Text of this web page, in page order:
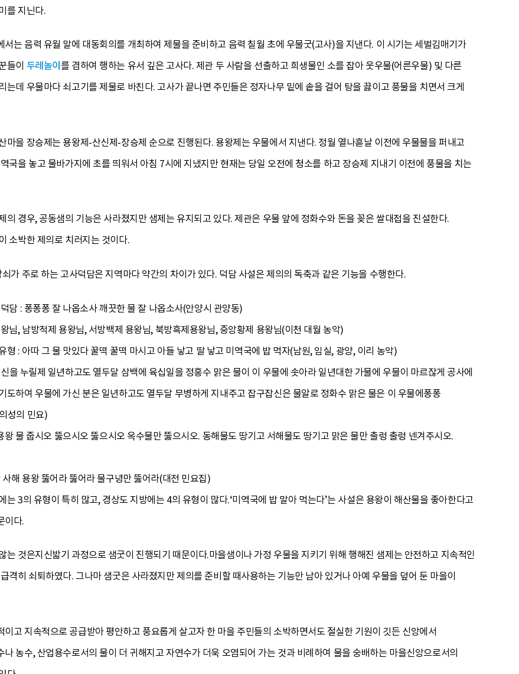
를 지닌다.
는 음력 유월 말에 대동회의를 개최하여 제물을 준비하고 음력 칠월 초에 우물굿(고사)을 지낸다. 이 시기는 세벌김매기가
들이 두레놀이 를 겸하여 행하는 유서 깊은 고사다. 제관 두 사람을 선출하고 희생물인 소를 잡아 웃우물(어른우물) 및 다른
는데 우물마다 쇠고기를 제물로 바친다. 고사가 끝나면 주민들은 정자나무 밑에 솥을 걸어 탕을 끓이고 풍물을 치면서 크게
마을 장승제는 용왕제-산신제-장승제 순으로 진행된다. 용왕제는 우물에서 지낸다. 정월 열나흗날 이전에 우물물을 퍼내고
국을 놓고 물바가지에 초를 띄워서 아침 7시에 지냈지만 현재는 당일 오전에 청소를 하고 장승제 지내기 이전에 풍물을 치는
의 경우, 공동샘의 기능은 사라졌지만 샘제는 유지되고 있다. 제관은 우물 앞에 정화수와 돈을 꽂은 쌀대접을 진설한다.
소박한 제의로 치러지는 것이다.
가 주로 하는 고사덕담은 지역마다 약간의 차이가 있다. 덕담 사설은 제의의 독축과 같은 기능을 수행한다.
담 : 퐁퐁퐁 잘 나옵소사 깨끗한 물 잘 나옵소사(안양시 관양동)
님, 남방적제 용왕님, 서방백제 용왕님, 북방흑제용왕님, 중앙황제 용왕님(이천 대월 농악)
형 : 아따 그 물 맛있다 꿀떡 꿀떡 마시고 아들 낳고 딸 낳고 미역국에 밥 먹자(남원, 임실, 광양, 이리 농악)
을 누릴제 일년하고도 열두달 삼백에 육십일을 정홍수 맑은 물이 이 우물에 솟아라 일년대한 가물에 우물이 마르잖게 공사에
도하여 우물에 가신 분은 일년하고도 열두달 무병하게 지내주고 잡구잡신은 물알로 정화수 맑은 물은 이 우물에퐁퐁
성의 민요)
물 줍시오 뚫으시오 뚫으시오 옥수물만 뚫으시오. 동해물도 땅기고 서해물도 땅기고 맑은 물만 출렁 출렁 넨겨주시오.
해 용왕 뚫어라 뚫어라 물구녕만 뚫어라(대전 민요집)
는 3의 유형이 특히 많고, 경상도 지방에는 4의 유형이 많다.‘미역국에 밥 말아 먹는다’는 사설은 용왕이 해산물을 좋아한다고
이다.
는 것은지신밟기 과정으로 샘굿이 진행되기 때문이다.마을샘이나 가정 우물을 지키기 위해 행해진 샘제는 안전하고 지속적인
격히 쇠퇴하였다. 그나마 샘굿은 사라졌지만 제의를 준비할 때사용하는 기능만 남아 있거나 아예 우물을 덮어 둔 마을이
고 지속적으로 공급받아 평안하고 풍요롭게 살고자 한 마을 주민들의 소박하면서도 절실한 기원이 깃든 신앙에서
농수, 산업용수로서의 물이 더 귀해지고 자연수가 더욱 오염되어 가는 것과 비례하여 물을 숭배하는 마을신앙으로서의